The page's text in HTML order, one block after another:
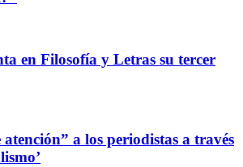
en Filosofía y Letras su tercer
a los periodistas a través